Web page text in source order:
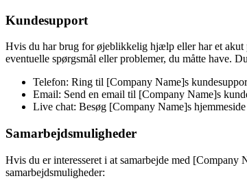
Kundesupport
Hvis du har brug for øjeblikkelig hjælp eller har et akut
eventuelle spørgsmål eller problemer, du måtte have.
Telefon: Ring til [Company Name]s
Email: Send en email til [Company Name]s
Live chat: Besøg [Company Name]s
Samarbejdsmuligheder
Hvis du er interesseret i at samarbejde med
samarbejdsmuligheder: